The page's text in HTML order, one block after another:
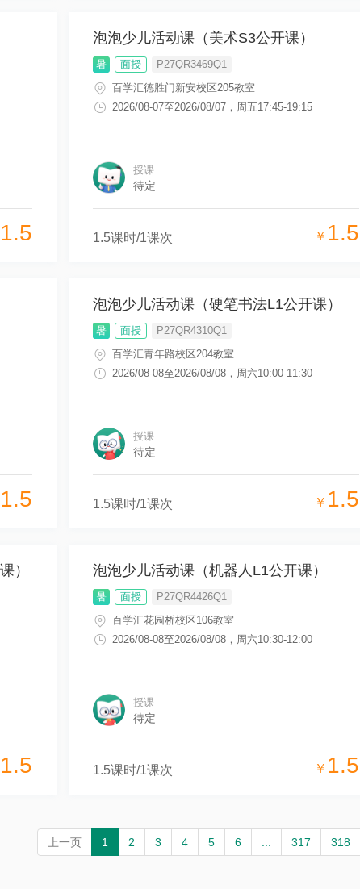
1.5
泡泡少儿活动课（美术S3公开课）
暑 面授
P27QR3469Q1
百学汇德胜门新安校区205教室
2026/08-07至2026/08/07 ， 周五17:45-19:15
授课
待定
1.5课时/1课次 ￥ 1.5
1.5
泡泡少儿活动课（硬笔书法L1公开课）
暑 面授
P27QR4310Q1
百学汇青年路校区204教室
2026/08-08至2026/08/08 ， 周六10:00-11:30
授课
待定
1.5课时/1课次 ￥ 1.5
）
1.5
泡泡少儿活动课（机器人L1公开课）
暑 面授
P27QR4426Q1
百学汇花园桥校区106教室
2026/08-08至2026/08/08 ， 周六10:30-12:00
授课
待定
1.5课时/1课次 ￥ 1.5
上一页 1 2 3 4 5 6 317 318